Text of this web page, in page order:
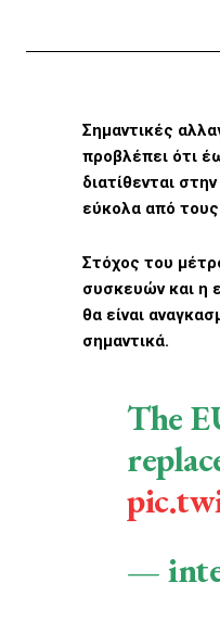
Σημαντικές
προβλέπει ότι
διατίθενται
εύκολα από
Στόχος του
συσκευών και η
θα είναι
σημαντικά.
The
—